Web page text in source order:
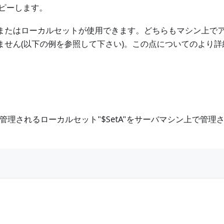
ーします。
はローカルセットが使用できます。どちらもマシン上で
ん(以下の例を参照して下さい)。この点についてのより
理されるローカルセット"$SetA"をサーバマシン上で管理